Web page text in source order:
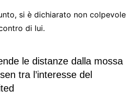
si è dichiarato non colpevole
di lui.
le distanze dalla mossa
tra l’interesse del